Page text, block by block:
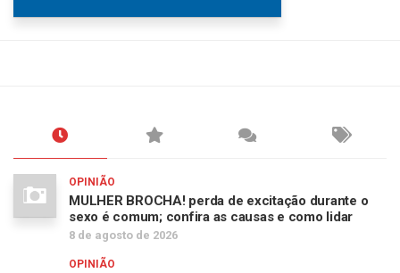
OPINIÃO
MULHER BROCHA! perda de excitação durante o
sexo é comum; confira as causas e como lidar
8 de agosto de 2026
OPINIÃO